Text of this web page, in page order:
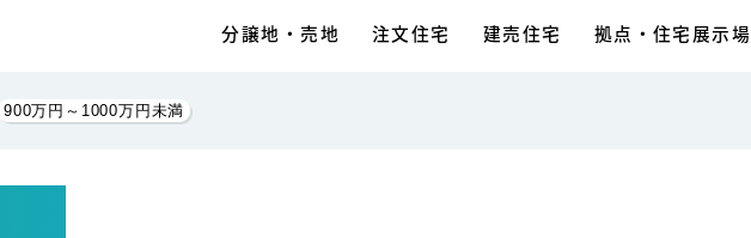
分譲地・売地 注文住宅 建売住宅 拠点・住宅展示場
900万円～1000万円未満